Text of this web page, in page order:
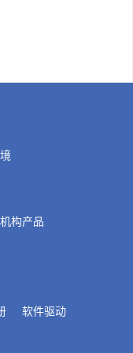
机构产品
软件驱动